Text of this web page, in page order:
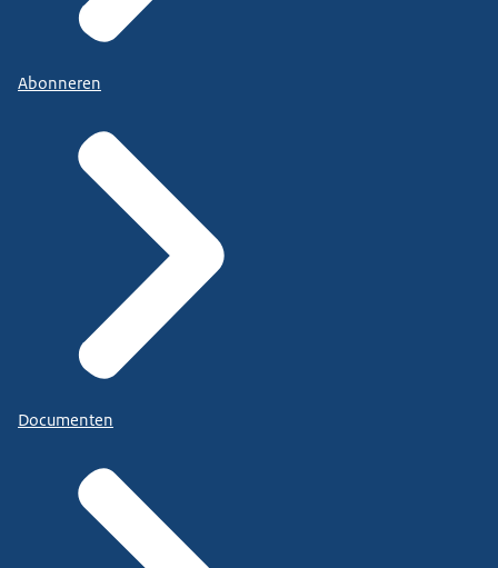
Abonneren
Documenten